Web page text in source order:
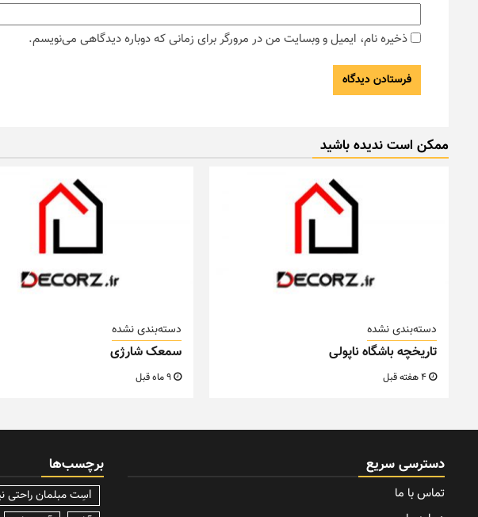
ذخیره نام، ایمیل و وبسایت من در مرورگر برای زمانی که دوباره دیدگاهی می‌نویسم.
ممکن است ندیده باشید
دسته‌بندی نشده
تاریخچه باشگاه ناپولی
دسته‌بندی نشده
سمعک شارژی
9 ماه قبل
دسترسی سریع
تماس با ما
برچسب‌ها
lسِت مبلمان راحتی نیم دایره در اتاق نشیمن و پذیرایی